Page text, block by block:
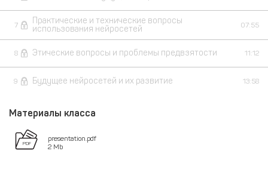
7
Практические и технические вопросы
использования нейросетей
07:55
8 Этические вопросы и проблемы предвзятости 11:12
9 Будущее нейросетей и их развитие 13:58
Материалы класса
presentation.pdf
2 Mb